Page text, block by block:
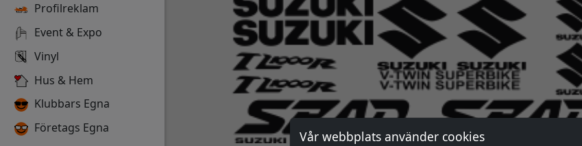
Vår webbplats använder cookies
Profilreklam
Event & Expo
Vinyl
Hus & Hem
Klubbars Egna
Företags Egna